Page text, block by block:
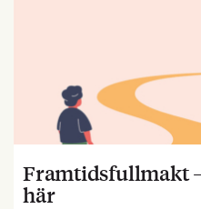
Framtidsfullmakt
här